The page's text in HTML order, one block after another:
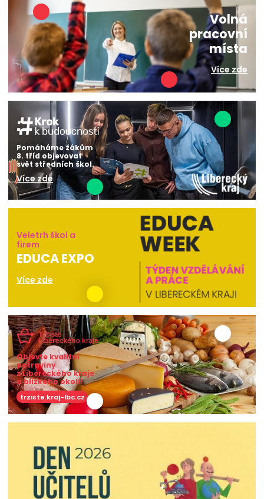
Volná
pracovní
místa
Více zde
Pomáháme žákům
8. tříd objevovat
svět středních škol.
Více zde
Veletrh škol a
firem
EDUCA EXPO
Více zde
Objevte kvalitní
potraviny
z Libereckého kraje
a blízkého okolí!
trziste.kraj-lbc.cz